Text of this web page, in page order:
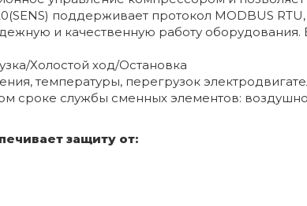
поддерживает протокол MODBUS RTU,
и качественную работу оборудования.
Холостой ход/Остановка
температуры, перегрузок
сроке службы сменных элементов:
защиту от: